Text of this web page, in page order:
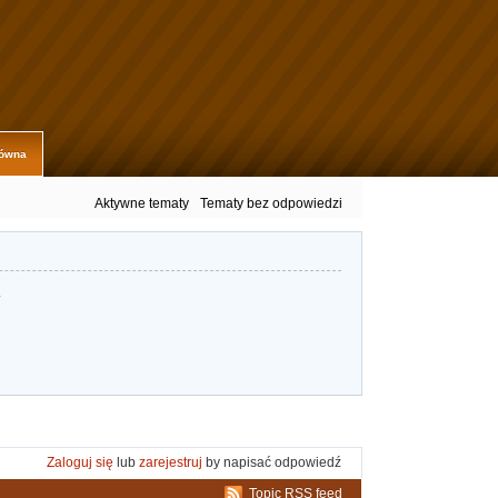
Aktywne tematy Tematy bez odpowiedzi
Zaloguj się lub zarejestruj by napisać odpowiedź
Topic RSS feed